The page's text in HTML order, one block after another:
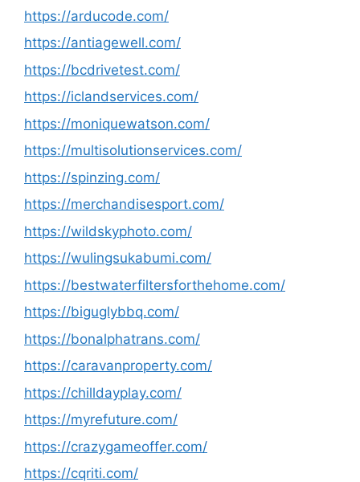
https://arducode.com/
https://antiagewell.com/
https://bcdrivetest.com/
https://iclandservices.com/
https://moniquewatson.com/
https://multisolutionservices.com/
https://spinzing.com/
https://merchandisesport.com/
https://wildskyphoto.com/
https://wulingsukabumi.com/
https://bestwaterfiltersforthehome.com/
https://biguglybbq.com/
https://bonalphatrans.com/
https://caravanproperty.com/
https://chilldayplay.com/
https://myrefuture.com/
https://crazygameoffer.com/
https://cqriti.com/